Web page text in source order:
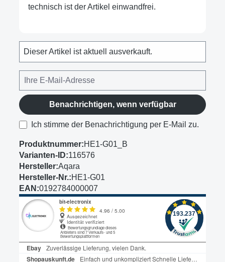
technisch ist der Artikel einwandfrei.
Dieser Artikel ist aktuell ausverkauft.
Benachrichtigen, wenn verfügbar
Ich stimme der Benachrichtigung per E-Mail zu.
Produktnummer:HE1-G01_B
Varianten-ID:116576
Hersteller:Aqara
Hersteller-Nr.:HE1-G01
EAN:0192784000007